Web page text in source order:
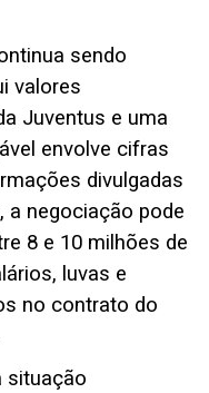
sendo
valores
Juventus e uma
envolve cifras
divulgadas
a negociação pode
8 e 10 milhões de
luvas e
no contrato do
situação